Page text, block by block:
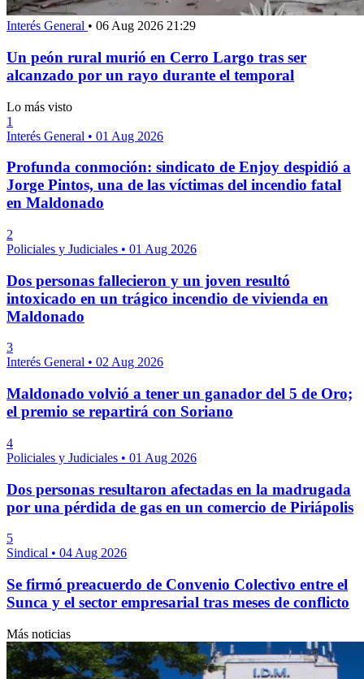
Interés General • 06 Aug 2026 21:29
Un peón rural murió en Cerro Largo tras ser
alcanzado por un rayo durante el temporal
Lo más visto
1
Interés General • 01 Aug 2026
Profunda conmoción: sindicato de Enjoy despidió a
Jorge Pintos, una de las víctimas del incendio fatal
en Maldonado
2
Policiales y Judiciales • 01 Aug 2026
Dos personas fallecieron y un joven resultó
intoxicado en un trágico incendio de vivienda en
Maldonado
3
Interés General • 02 Aug 2026
Maldonado volvió a tener un ganador del 5 de Oro;
el premio se repartirá con Soriano
4
Policiales y Judiciales • 01 Aug 2026
Dos personas resultaron afectadas en la madrugada
por una pérdida de gas en un comercio de Piriápolis
5
Sindical • 04 Aug 2026
Se firmó preacuerdo de Convenio Colectivo entre el
Sunca y el sector empresarial tras meses de conflicto
Más noticias